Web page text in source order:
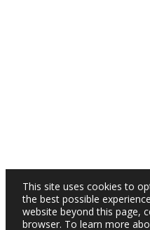
This site uses cookies to
the best possible
website beyond this page,
browser. To learn more